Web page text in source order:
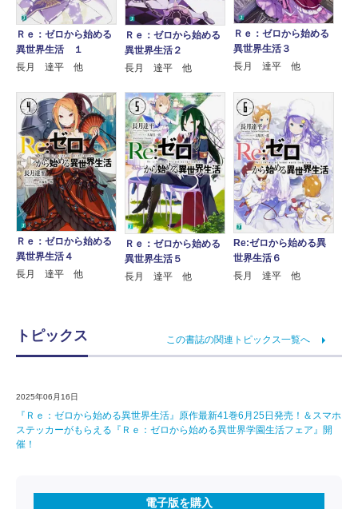
Ｒｅ：ゼロから始める
異世界生活 １
長月 達平 他
Ｒｅ：ゼロから始める
異世界生活２
長月 達平 他
Ｒｅ：ゼロから始める
異世界生活３
長月 達平 他
Ｒｅ：ゼロから始める
異世界生活４
長月 達平 他
Ｒｅ：ゼロから始める
異世界生活５
長月 達平 他
Re:ゼロから始める異
世界生活６
長月 達平 他
トピックス この書誌の関連トピックス一覧へ
2025年06月16日
『Ｒｅ：ゼロから始める異世界生活』原作最新41巻6月25日発売！＆スマホ
ステッカーがもらえる『Ｒｅ：ゼロから始める異世界学園生活フェア』開
催！
電子版を購入